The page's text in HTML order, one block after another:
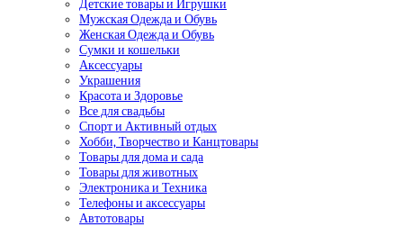
Детские товары и Игрушки
Мужская Одежда и Обувь
Женская Одежда и Обувь
Сумки и кошельки
Аксессуары
Украшения
Красота и Здоровье
Все для свадьбы
Спорт и Активный отдых
Хобби, Творчество и Канцтовары
Товары для дома и сада
Товары для животных
Электроника и Техника
Телефоны и аксессуары
Автотовары